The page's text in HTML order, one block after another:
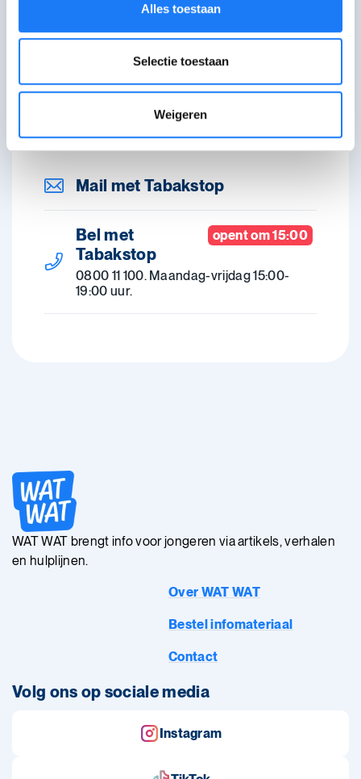
Alles toestaan
Selectie toestaan
Weigeren
Tabakstop
Bij Tabakstop kan je gratis
bij het stoppen met roken en
Mail met Tabakstop
opent om 15:00
Bel met
Tabakstop
0800 11 100. Maandag-vrijdag 15:00-
19:00 uur.
WAT WAT brengt info voor jongeren via artikels, verhalen
en hulplijnen.
Over WAT WAT
Bestel infomateriaal
Contact
Volg ons op sociale media
Instagram